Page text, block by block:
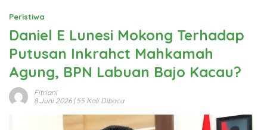
Peristiwa
Daniel E Lunesi Mokong Terhadap
Putusan Inkrahct Mahkamah
Agung, BPN Labuan Bajo Kacau?
Fitriani
8 Juni 2026| 55 Kali Dibaca